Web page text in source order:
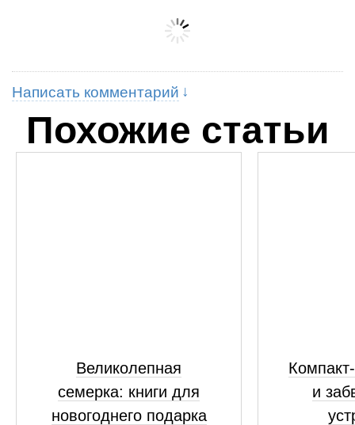
Написать комментарий
Похожие статьи
Великолепная
семерка: книги для
новогоднего подарка
и